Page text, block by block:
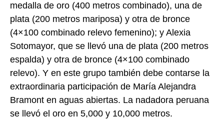
medalla de oro (400 metros combinado), una de
plata (200 metros mariposa) y otra de bronce
(4×100 combinado relevo femenino); y Alexia
Sotomayor, que se llevó una de plata (200 metros
espalda) y otra de bronce (4×100 combinado
relevo). Y en este grupo también debe contarse la
extraordinaria participación de María Alejandra
Bramont en aguas abiertas. La nadadora peruana
se llevó el oro en 5,000 y 10,000 metros.